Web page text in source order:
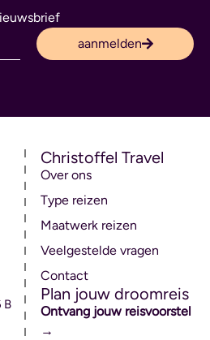
aanmelden
B
Christoffel Travel
Over ons
Type reizen
Maatwerk reizen
Veelgestelde vragen
Contact
Plan jouw droomreis
Ontvang jouw reisvoorstel
→